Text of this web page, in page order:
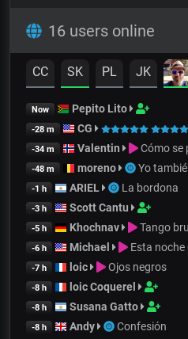
16 users online
CC SK PL JK
Now Pepito Lito
-28 m CG
-34 m Valentin Cómo se
-48 m moreno Yo
-1 h ARIEL La bordona
-3 h Scott Cantu
-5 h Khochnav Tango
-6 h Michael Esta noche
-7 h loic Ojos negros
-8 h loic Coquerel
-8 h Susana Gatto
-8 h Andy Confesión